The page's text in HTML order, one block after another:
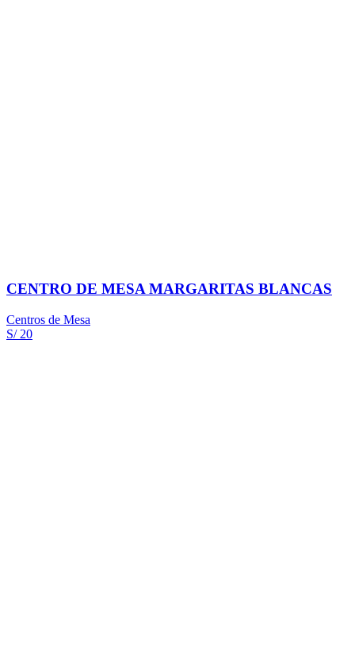
CENTRO DE MESA MARGARITAS BLANCAS
Centros de Mesa
S/ 20